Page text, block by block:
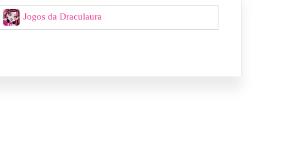
Jogos da Draculaura